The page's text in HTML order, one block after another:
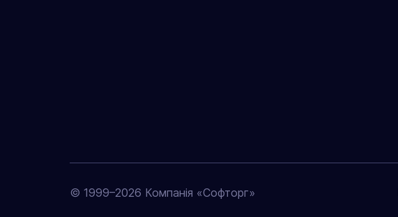
© 1999–2026 Компанія «Софторг»